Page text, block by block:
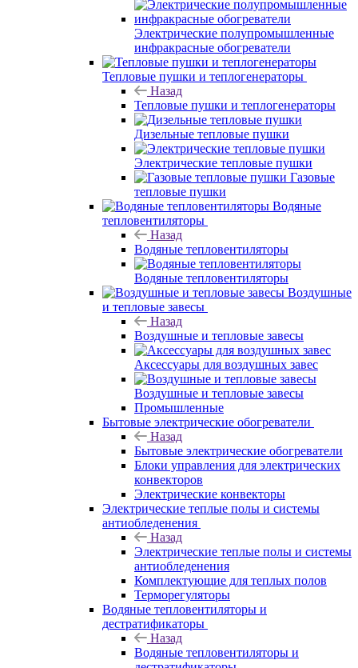
Электрические полупромышленные
инфракрасные обогреватели
Тепловые пушки и теплогенераторы
Назад
Тепловые пушки и теплогенераторы
Дизельные тепловые пушки
Электрические тепловые пушки
Газовые
тепловые пушки
Водяные
тепловентиляторы
Назад
Водяные тепловентиляторы
Водяные тепловентиляторы
Воздушные
и тепловые завесы
Назад
Воздушные и тепловые завесы
Аксессуары для воздушных завес
Воздушные и тепловые завесы
Промышленные
Бытовые электрические обогреватели
Назад
Бытовые электрические обогреватели
Блоки управления для электрических
конвекторов
Электрические конвекторы
Электрические теплые полы и системы
антиобледенения
Назад
Электрические теплые полы и системы
антиобледенения
Комплектующие для теплых полов
Терморегуляторы
Водяные тепловентиляторы и
дестратификаторы
Назад
Водяные тепловентиляторы и